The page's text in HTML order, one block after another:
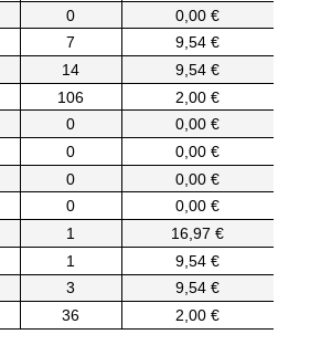
0
0,00 €
7
9,54 €
14
9,54 €
106
2,00 €
0
0,00 €
0
0,00 €
0
0,00 €
0
0,00 €
1
16,97 €
1
9,54 €
3
9,54 €
36 2,00 €